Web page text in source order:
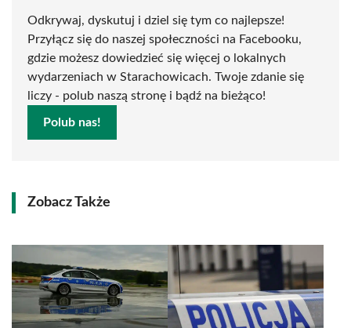
Odkrywaj, dyskutuj i dziel się tym co najlepsze!
Przyłącz się do naszej społeczności na Facebooku,
gdzie możesz dowiedzieć się więcej o lokalnych
wydarzeniach w Starachowicach. Twoje zdanie się
liczy - polub naszą stronę i bądź na bieżąco!
Polub nas!
Zobacz Także